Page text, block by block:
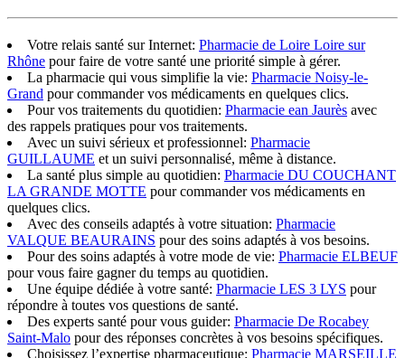
Votre relais santé sur Internet: Pharmacie de Loire Loire sur
Rhône pour faire de votre santé une priorité simple à gérer.
La pharmacie qui vous simplifie la vie: Pharmacie Noisy-le-
Grand pour commander vos médicaments en quelques clics.
Pour vos traitements du quotidien: Pharmacie ean Jaurès avec
des rappels pratiques pour vos traitements.
Avec un suivi sérieux et professionnel: Pharmacie
GUILLAUME et un suivi personnalisé, même à distance.
La santé plus simple au quotidien: Pharmacie DU COUCHANT
LA GRANDE MOTTE pour commander vos médicaments en
quelques clics.
Avec des conseils adaptés à votre situation: Pharmacie
VALQUE BEAURAINS pour des soins adaptés à vos besoins.
Pour des soins adaptés à votre mode de vie: Pharmacie ELBEUF
pour vous faire gagner du temps au quotidien.
Une équipe dédiée à votre santé: Pharmacie LES 3 LYS pour
répondre à toutes vos questions de santé.
Des experts santé pour vous guider: Pharmacie De Rocabey
Saint-Malo pour des réponses concrètes à vos besoins spécifiques.
Choisissez l’expertise pharmaceutique: Pharmacie MARSEILLE